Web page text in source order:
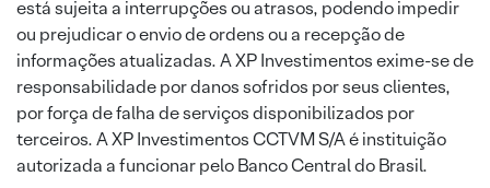
está sujeita a interrupções ou atrasos, podendo impedir
ou prejudicar o envio de ordens ou a recepção de
informações atualizadas. A XP Investimentos exime-se de
responsabilidade por danos sofridos por seus clientes,
por força de falha de serviços disponibilizados por
terceiros. A XP Investimentos CCTVM S/A é instituição
autorizada a funcionar pelo Banco Central do Brasil.